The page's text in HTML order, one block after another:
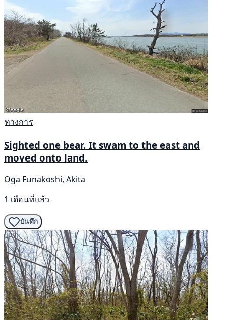
ทางการ
Sighted one bear. It swam to the east and
moved onto land.
Oga Funakoshi, Akita
1 เดือนที่แล้ว
บันทึก